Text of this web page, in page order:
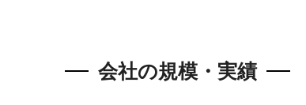
会社の規模・実績